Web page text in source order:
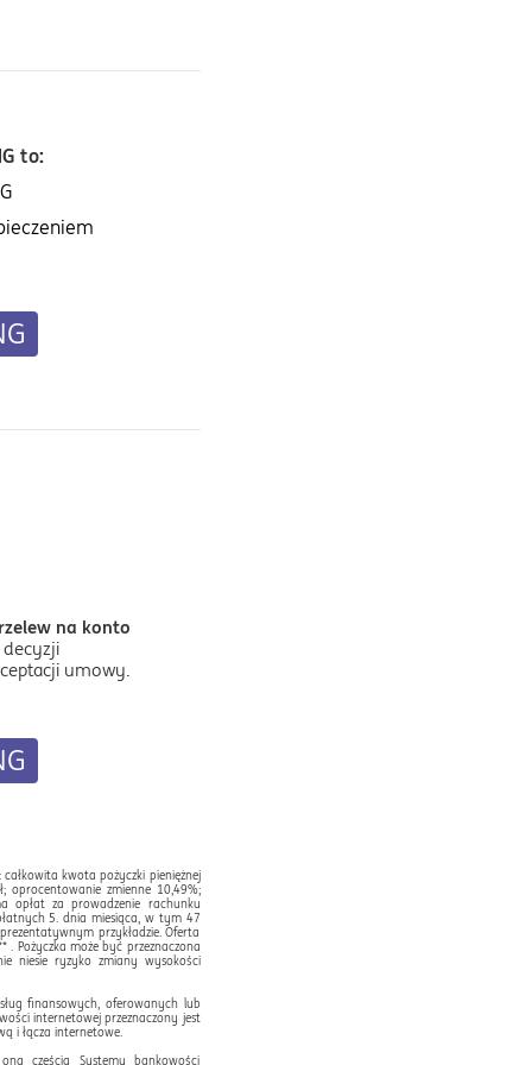
to:
na konto
umowy.
kwota pożyczki pieniężnej
oprocentowanie zmienne 10,49%;
opłat za prowadzenie rachunku
5. dnia miesiąca, w tym 47
przykładzie. Oferta
. Pożyczka może być przeznaczona
niesie ryzyko zmiany wysokości
finansowych, oferowanych lub
internetowej przeznaczony jest
i łącza internetowe.
częścią Systemu bankowości